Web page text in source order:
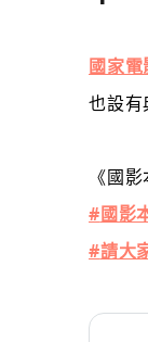
國家
也設有
《國
#國影
#請大